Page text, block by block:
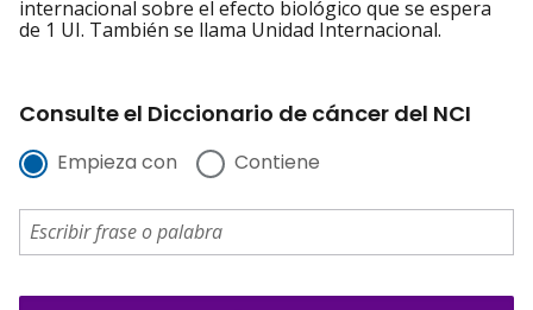
internacional sobre el efecto biológico que se espera
de 1 UI. También se llama Unidad Internacional.
Consulte el Diccionario de cáncer del NCI
Empieza con Contiene